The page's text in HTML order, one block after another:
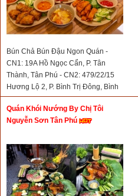
Bún Chả Bún Đậu Ngon Quán -
CN1: 19A Hồ Ngọc Cẩn, P. Tân
Thành, Tân Phú - CN2: 479/22/15
Hương Lộ 2, P. Bình Trị Đông, Bình
Tân - Tel: 0932021190
Quán Khói Nướng By Chị Tôi
Nguyễn Sơn Tân Phú